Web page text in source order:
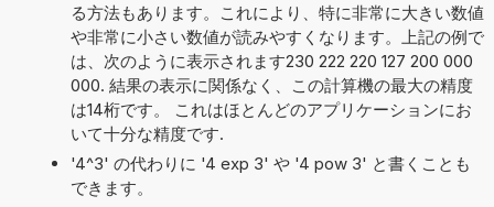
る方法もあります。これにより、特に非常に大きい数値
や非常に小さい数値が読みやすくなります。上記の例で
は、次のように表示されます230 222 220 127 200 000
000. 結果の表示に関係なく、この計算機の最大の精度
は14桁です。 これはほとんどのアプリケーションにお
いて十分な精度です.
'4^3' の代わりに '4 exp 3' や '4 pow 3' と書くことも
できます。